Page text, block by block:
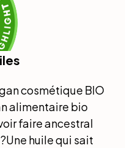
cosmétique BIO
alimentaire bio
faire ancestral
huile qui sait